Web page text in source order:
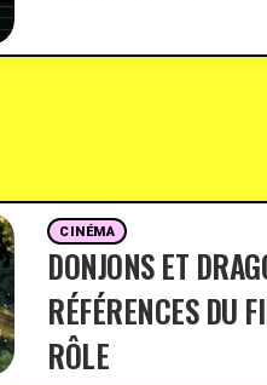
CINÉMA
DONJONS ET
RÉFÉRENCES DU
RÔLE